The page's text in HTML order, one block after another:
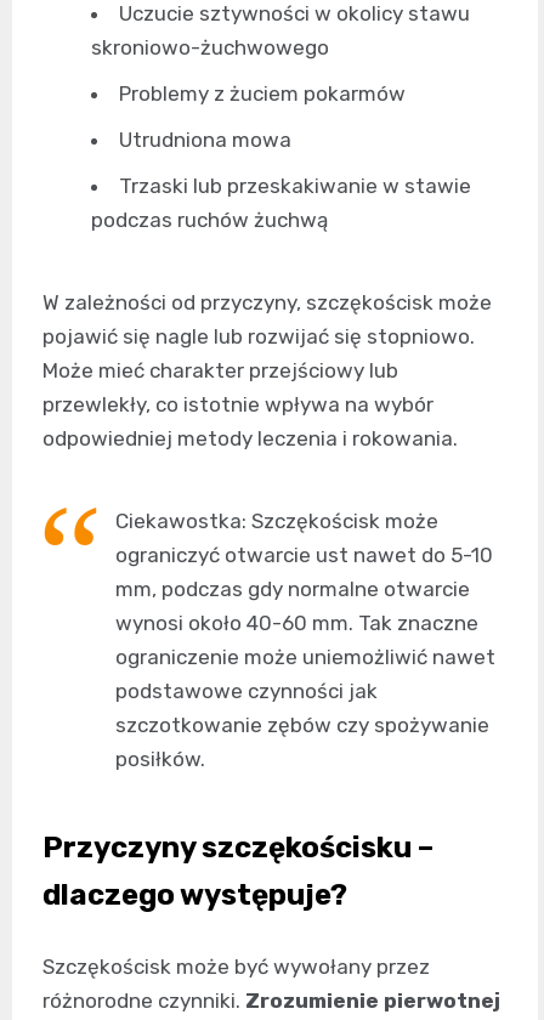
Uczucie sztywności w okolicy stawu
skroniowo-żuchwowego
Problemy z żuciem pokarmów
Utrudniona mowa
Trzaski lub przeskakiwanie w stawie
podczas ruchów żuchwą
W zależności od przyczyny, szczękościsk może
pojawić się nagle lub rozwijać się stopniowo.
Może mieć charakter przejściowy lub
przewlekły, co istotnie wpływa na wybór
odpowiedniej metody leczenia i rokowania.
Ciekawostka: Szczękościsk może
ograniczyć otwarcie ust nawet do 5-10
mm, podczas gdy normalne otwarcie
wynosi około 40-60 mm. Tak znaczne
ograniczenie może uniemożliwić nawet
podstawowe czynności jak
szczotkowanie zębów czy spożywanie
posiłków.
Przyczyny szczękościsku –
dlaczego występuje?
Szczękościsk może być wywołany przez
różnorodne czynniki. Zrozumienie pierwotnej